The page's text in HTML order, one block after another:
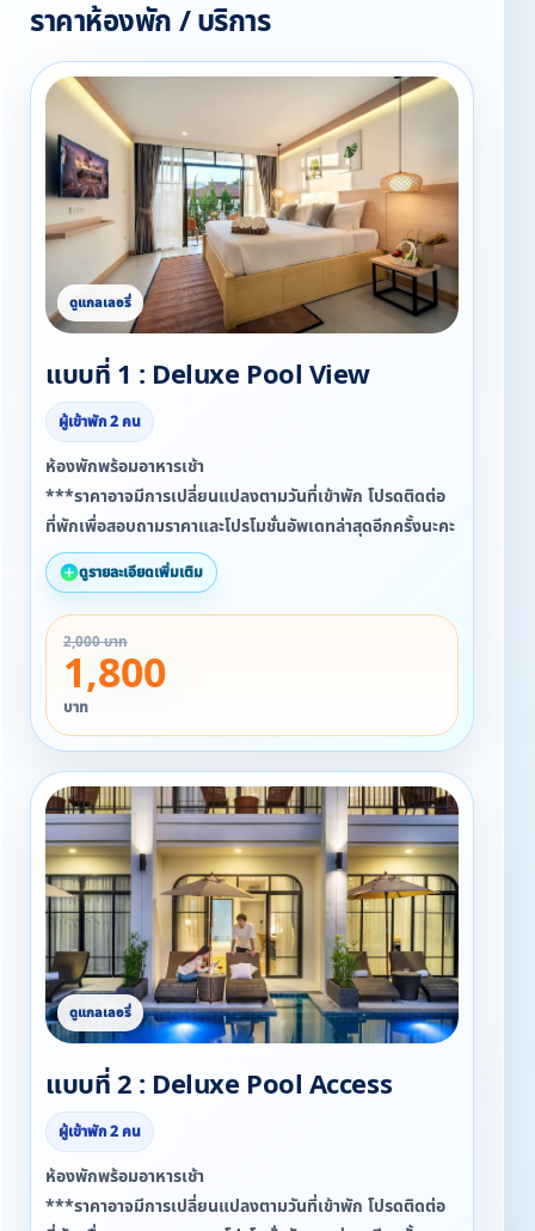
ราคาห้องพัก / บริการ
แบบที่ 1 : Deluxe Pool View
ผู้เข้าพัก 2 คน
ห้องพักพร้อมอาหารเช้า
***ราคาอาจมีการเปลี่ยนแปลงตามวันที่เข้าพัก โปรดติดต่อ
ที่พักเพื่อสอบถามราคาและโปรโมชั่นอัพเดทล่าสุดอีกครั้งนะคะ
ดูรายละเอียดเพิ่มเติม
2,000 บาท
1,800
บาท
แบบที่ 2 : Deluxe Pool Access
ผู้เข้าพัก 2 คน
ห้องพักพร้อมอาหารเช้า
***ราคาอาจมีการเปลี่ยนแปลงตามวันที่เข้าพัก โปรดติดต่อ